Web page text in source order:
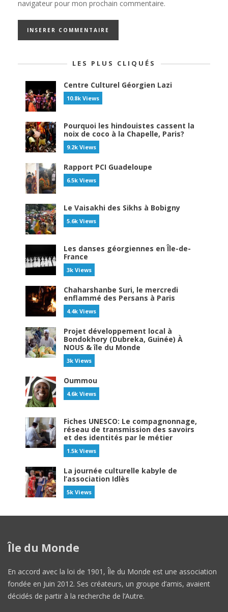
navigateur pour mon prochain commentaire.
LES PLUS CLIQUÉS
Centre Culturel Géorgien Lazi
10.8k Views
Pourquoi les hindouistes cassent la
noix de coco à la Chapelle, Paris?
9.2k Views
Rapport PCI Guadeloupe
6.5k Views
Le Vaisakhi des Sikhs à Bobigny
5.6k Views
Les danses géorgiennes en Île-de-
France
3k Views
Chaharshanbe Suri, le mercredi
enflammé des Persans à Paris
4.4k Views
Projet développement local à
Bondokhory (Dubreka, Guinée) À
NOUS & île du Monde
3k Views
Oummou
4.6k Views
Fiches UNESCO: Le compagnonnage,
réseau de transmission des savoirs
et des identités par le métier
1.5k Views
La journée culturelle kabyle de
l’association Idlès
5k Views
Île du Monde
En accord avec la loi de 1901, Île du Monde est une association
fondée en Juin 2012. Ses créateurs, un groupe d’amis, avaient
décidés de partir à la recherche de l’Autre.